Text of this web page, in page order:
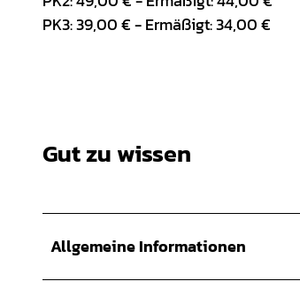
PK3: 39,00 € - Ermäßigt: 34,00 €
Gut zu wissen
Allgemeine Informationen